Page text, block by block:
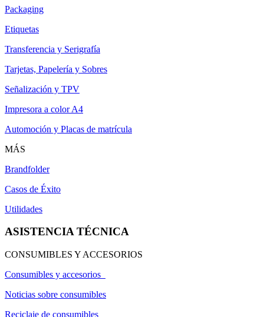
Packaging
Etiquetas
Transferencia y Serigrafía
Tarjetas, Papelería y Sobres
Señalización y TPV
Impresora a color A4
Automoción y Placas de matrícula
MÁS
Brandfolder
Casos de Éxito
Utilidades
ASISTENCIA TÉCNICA
CONSUMIBLES Y ACCESORIOS
Consumibles y accesorios
Noticias sobre consumibles
Reciclaje de consumibles